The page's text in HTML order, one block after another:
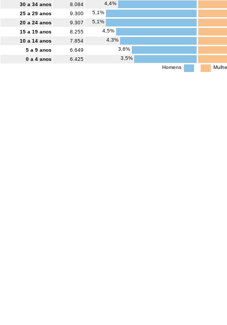
30 a 34 anos
8.084
4,4%
25 a 29 anos
9.300
5,1%
20 a 24 anos
9.307
5,1%
15 a 19 anos
8.255
4,5%
10 a 14 anos
7.854
4,3%
5 a 9 anos
6.649
3,6%
0 a 4 anos
6.425
3,5%
Homens